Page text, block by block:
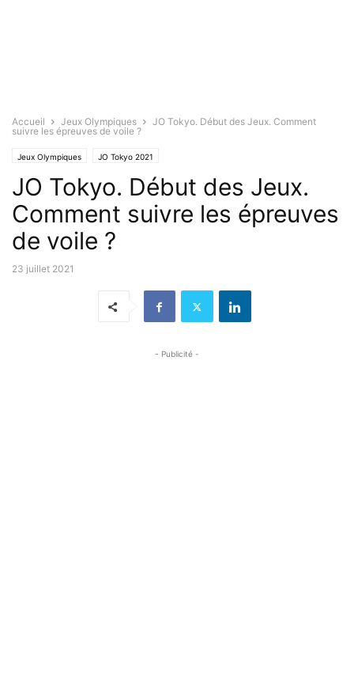
Accueil Jeux Olympiques
JO Tokyo. Début des Jeux. Comment
suivre les épreuves de voile ?
Jeux Olympiques JO Tokyo 2021
JO Tokyo. Début des Jeux.
Comment suivre les épreuves
de voile ?
23 juillet 2021
- Publicité -